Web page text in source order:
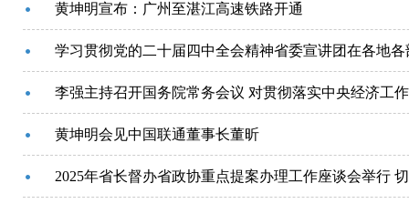
黄坤明宣布：广州至湛江高速铁路开通
学习贯彻党的二十届四中全会精神省委宣讲团在各地
李强主持召开国务院常务会议 对贯彻落实中央经济工
黄坤明会见中国联通董事长董昕